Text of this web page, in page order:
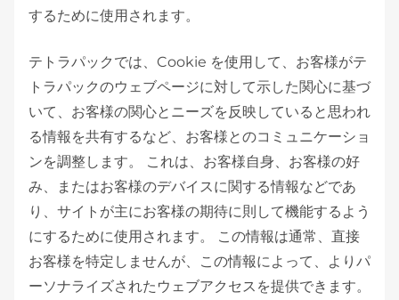
するために使用されます。
テトラパックでは、Cookie を使用して、お客様がテ
トラパックのウェブページに対して示した関心に基づ
いて、お客様の関心とニーズを反映していると思われ
る情報を共有するなど、お客様とのコミュニケーショ
ンを調整します。 これは、お客様自身、お客様の好
み、またはお客様のデバイスに関する情報などであ
り、サイトが主にお客様の期待に則して機能するよう
にするために使用されます。 この情報は通常、直接
お客様を特定しませんが、この情報によって、よりパ
ーソナライズされたウェブアクセスを提供できます。